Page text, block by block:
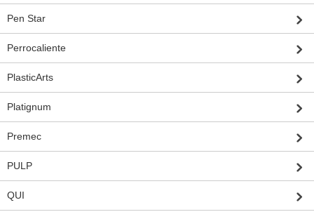
Pen Star
Perrocaliente
PlasticArts
Platignum
Premec
PULP
QUI